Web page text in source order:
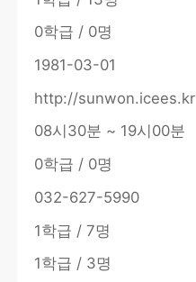
0학급 / 0명
1981-03-01
http://sunwon.icees.kr
08시30분 ~ 19시00분
0학급 / 0명
032-627-5990
1학급 / 7명
1학급 / 3명